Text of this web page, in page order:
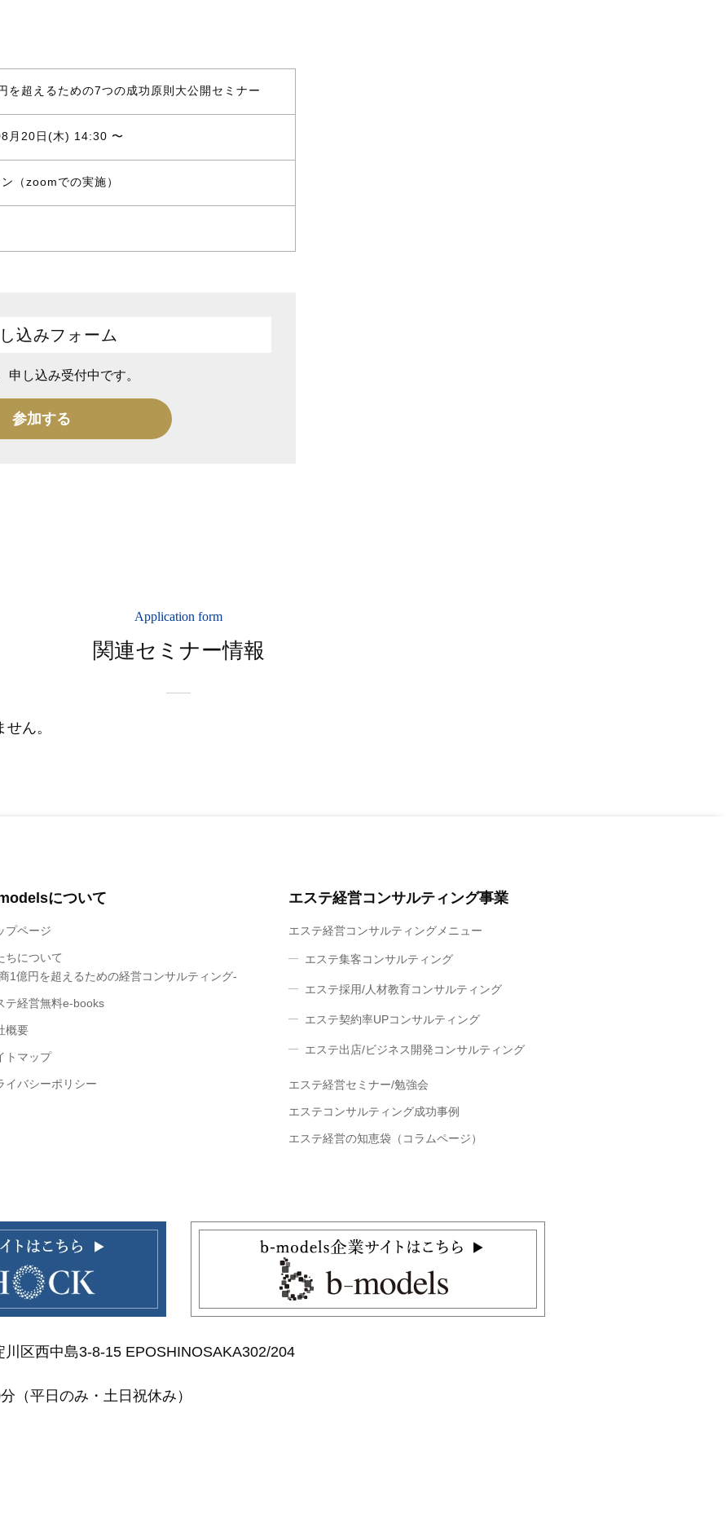
を超えるための7つの成功原則大公開セミナー
月20日(木) 14:30 〜
（zoomでの実施）
込みフォーム
申し込み受付中です。
参加する
Application form
関連セミナー情報
ん。
について
プページ
ちについて
1億円を超えるための経営コンサルティング-
テ経営無料e-books
概要
トマップ
イバシーポリシー
エステ経営コンサルティング事業
エステ経営コンサルティングメニュー
エステ集客コンサルティング
エステ採用/人材教育コンサルティング
エステ契約率UPコンサルティング
エステ出店/ビジネス開発コンサルティング
エステ経営セミナー/勉強会
エステコンサルティング成功事例
エステ経営の知恵袋（コラムページ）
区西中島3-8-15 EPOSHINOSAKA302/204
（平日のみ・土日祝休み）